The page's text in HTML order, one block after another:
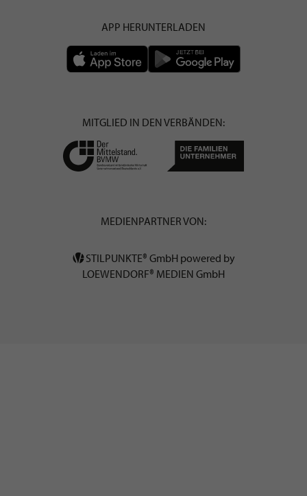
APP HERUNTERLADEN
MITGLIED IN DEN VERBÄNDEN:
MEDIENPARTNER VON:
STILPUNKTE® GmbH powered by
LOEWENDORF® MEDIEN GmbH